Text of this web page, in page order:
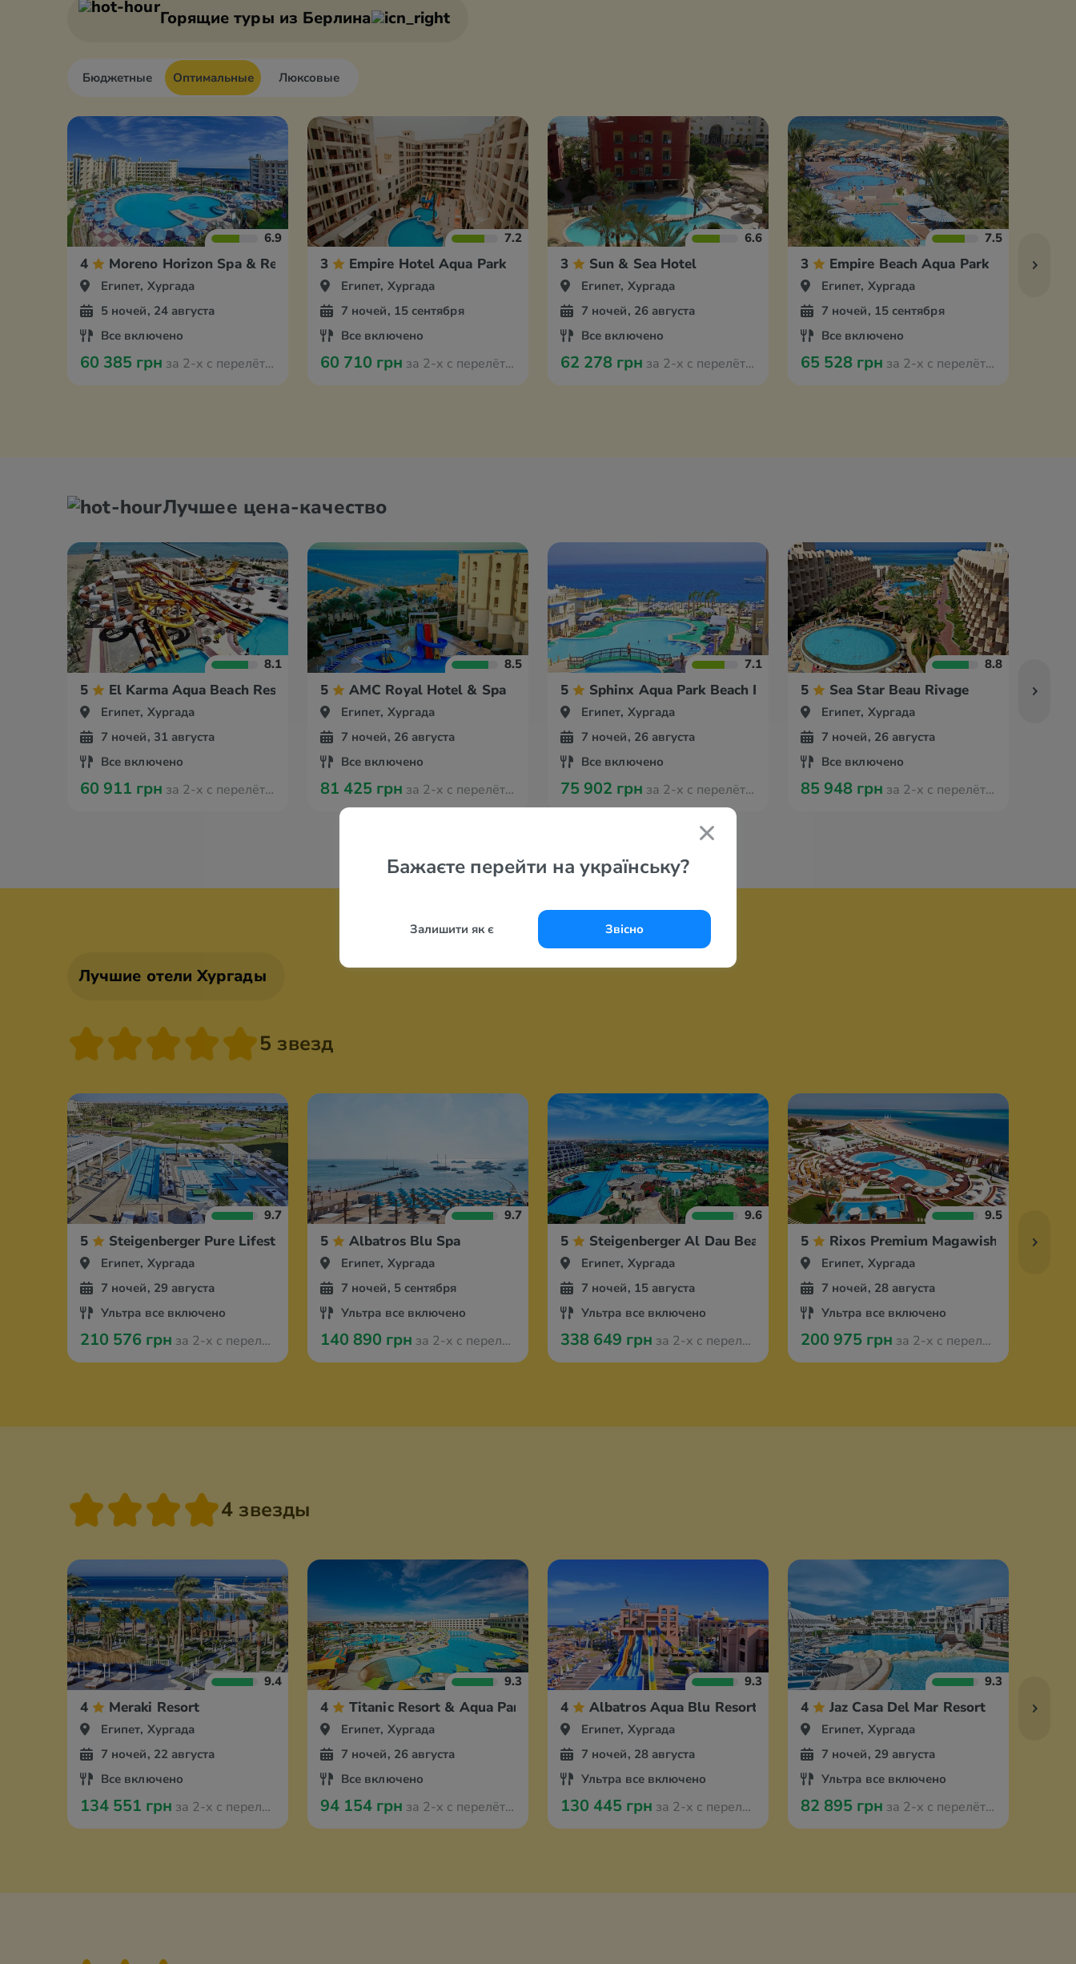
Бажаєте перейти на українську?
Залишити як є Звісно
Горящие туры из Берлина
Бюджетные Оптимальные Люксовые
6.9
4 Moreno Horizon Spa & Resort
Египет, Хургада
5 ночей, 24 августа
Все включено
60 385 грн за 2-х с перелётом из Берлина
7.2
3 Empire Hotel Aqua Park
Египет, Хургада
7 ночей, 15 сентября
Все включено
60 710 грн за 2-х с перелётом из Берлина
6.6
3 Sun & Sea Hotel
Египет, Хургада
7 ночей, 26 августа
Все включено
62 278 грн за 2-х с перелётом из Берлина
7.5
3 Empire Beach Aqua Park
Египет, Хургада
7 ночей, 15 сентября
Все включено
65 528 грн за 2-х с перелётом из Берлина
Лучшее цена-качество
8.1
5 El Karma Aqua Beach Resort
Египет, Хургада
7 ночей, 31 августа
Все включено
60 911 грн за 2-х с перелётом из Берлина
8.5
5 AMC Royal Hotel & Spa
Египет, Хургада
7 ночей, 26 августа
Все включено
81 425 грн за 2-х с перелётом из Берлина
7.1
5 Sphinx Aqua Park Beach Resort
Египет, Хургада
7 ночей, 26 августа
Все включено
75 902 грн за 2-х с перелётом из Берлина
8.8
5 Sea Star Beau Rivage
Египет, Хургада
7 ночей, 26 августа
Все включено
85 948 грн за 2-х с перелётом из Берлина
Лучшие отели Хургады
5 звезд
9.7
5 Steigenberger Pure Lifestyle
Египет, Хургада
7 ночей, 29 августа
Ультра все включено
210 576 грн за 2-х с перелётом из Берлина
9.7
5 Albatros Blu Spa
Египет, Хургада
7 ночей, 5 сентября
Ультра все включено
140 890 грн за 2-х с перелётом из Берлина
9.6
5 Steigenberger Al Dau Beach
Египет, Хургада
7 ночей, 15 августа
Ультра все включено
338 649 грн за 2-х с перелётом из Берлина
9.5
5 Rixos Premium Magawish
Египет, Хургада
7 ночей, 28 августа
Ультра все включено
200 975 грн за 2-х с перелётом из Берлина
4 звезды
9.4
4 Meraki Resort
Египет, Хургада
7 ночей, 22 августа
Все включено
134 551 грн за 2-х с перелётом из Берлина
9.3
4 Titanic Resort & Aqua Park
Египет, Хургада
7 ночей, 26 августа
Все включено
94 154 грн за 2-х с перелётом из Берлина
9.3
4 Albatros Aqua Blu Resort Hurghada
Египет, Хургада
7 ночей, 28 августа
Ультра все включено
130 445 грн за 2-х с перелётом из Берлина
9.3
4 Jaz Casa Del Mar Resort
Египет, Хургада
7 ночей, 29 августа
Ультра все включено
82 895 грн за 2-х с перелётом из Берлина